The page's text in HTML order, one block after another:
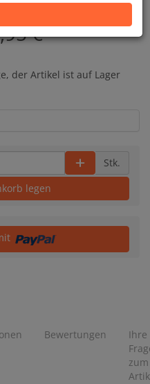
€*
der Artikel ist auf Lager
Stk.
legen
Bewertungen
Ihre
zum